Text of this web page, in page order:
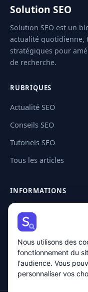
Solution SEO
Solution SEO est un
actualité quotidienne,
stratégiques pour
de recherche.
RUBRIQUES
Actualité SEO
Conseils SEO
Tutoriels SEO
Tous les articles
INFORMATIONS
Contact
Plan de site
Mentions légales
Politique de
Nous utilisons des
fonctionnement du
l'audience. Vous
personnaliser vos